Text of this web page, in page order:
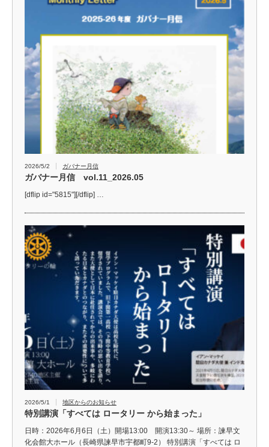
2026/5/2 ガバナー月信
ガバナー月信 vol.11_2026.05
[dflip id="5815"][/dflip] …
2026/5/1 地区からのお知らせ
特別講演「すべては ロータリー から始まった」
日時：2026年6月6日（土）開場13:00 開演13:30～ 場所：諫早文
化会館大ホール（長崎県諫早市宇都町9-2） 特別講演「すべては ロ